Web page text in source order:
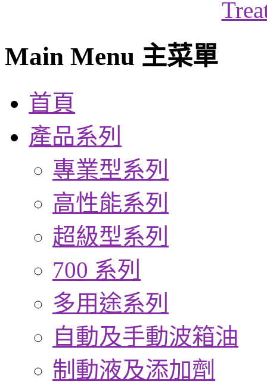
Main Menu 主菜單
首頁
產品系列
專業型系列
高性能系列
超級型系列
700 系列
多用途系列
自動及手動波箱油
制動液及添加劑